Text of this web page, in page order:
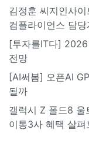
김정훈 씨지인사
컴플라이언스 담
[투자를IT다]
전망
[AI써봄] 오픈AI
될까
갤럭시 Z 폴드8 울
이통3사 혜택 살펴